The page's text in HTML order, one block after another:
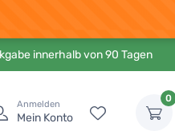
innerhalb von 90 Tagen
Anmelden
Mein Konto
0